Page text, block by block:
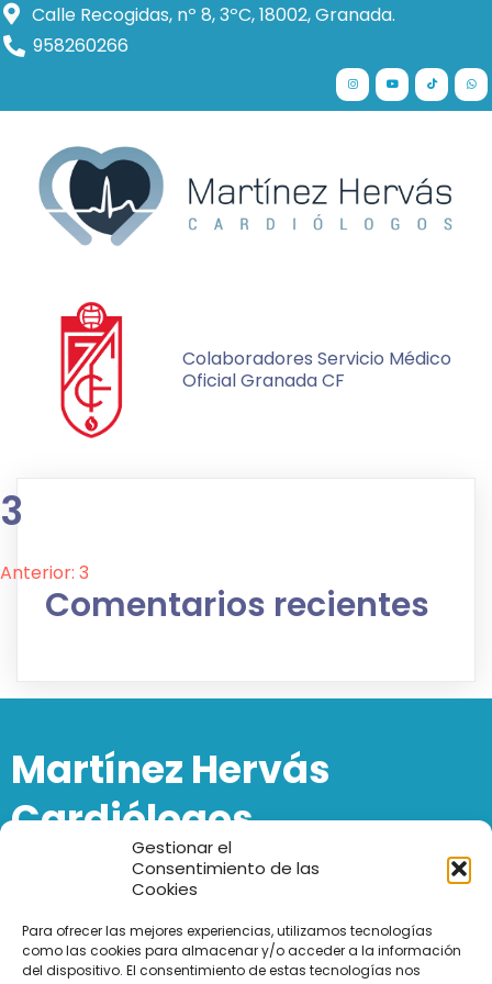
Gestionar el
Consentimiento de las
Cookies
Para ofrecer las mejores experiencias, utilizamos tecnologías
como las cookies para almacenar y/o acceder a la información
del dispositivo. El consentimiento de estas tecnologías nos
Calle Recogidas, nº 8, 3ºC, 18002, Granada.
958260266
Colaboradores Servicio Médico
Oficial Granada CF
3
Navegación
Anterior: 3
Comentarios recientes
Martínez Hervás
Cardiólogos
Al cuidado de los granadinos desde 1981
958260266